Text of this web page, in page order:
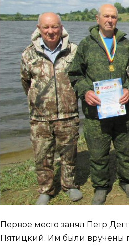
Первое место занял Петр
Пятицкий. Им были вручены